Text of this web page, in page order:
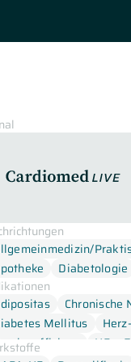
Diabetologie
Chronische
Mellitus